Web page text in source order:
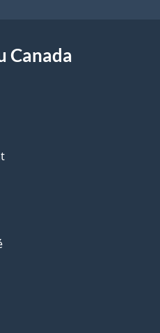
Canada